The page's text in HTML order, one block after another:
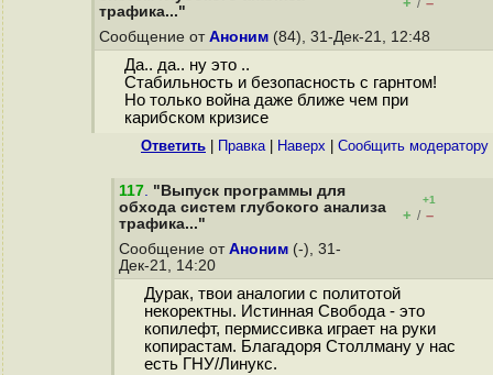
трафика..."
/
Сообщение от Аноним (84), 31-Дек-21, 12:48
Да.. да.. ну это ..
Стабильность и безопасность с гарнтом!
Но только война даже ближе чем при
карибском кризисе
Ответить Правка| Наверх Cообщить модератору
117. "Выпуск программы для
обхода систем глубокого анализа
трафика..."
+1
+ / –
Сообщение от Аноним (-), 31-
Дек-21, 14:20
Дурак, твои аналогии с политотой
некоректны. Истинная Свобода - это
копилефт, пермиссивка играет на руки
копирастам. Благадоря Столлману у нас
есть ГНУ/Линукс.